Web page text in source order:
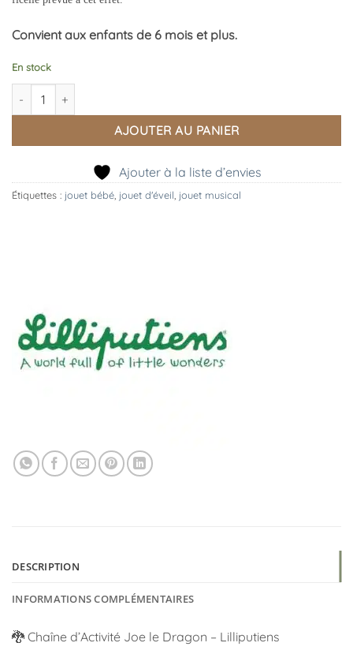
Convient aux enfants de 6 mois et plus.
En stock
quantité de Chaîne d’Activité Joe Le Dragon
AJOUTER AU PANIER
Ajouter à la liste d’envies
Étiquettes : jouet bébé jouet d'éveil jouet musical
DESCRIPTION
INFORMATIONS COMPLÉMENTAIRES
🐉 Chaîne d’Activité Joe le Dragon – Lilliputiens